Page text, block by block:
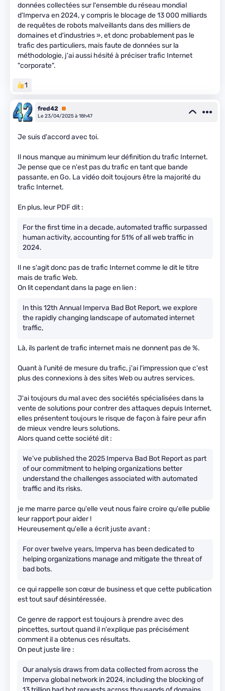
données collectées sur l'ensemble du réseau mondial
d'Imperva en 2024, y compris le blocage de 13 000 milliards
de requêtes de robots malveillants dans des milliers de
domaines et d'industries », et donc probablement pas le
trafic des particuliers, mais faute de données sur la
méthodologie, j'ai aussi hésité à préciser trafic Internet
"corporate".
1
fred42 Premium
Le 23/04/2025 à 18h47
Je suis d'accord avec toi.
Il nous manque au minimum leur définition du trafic Internet.
Je pense que ce n'est pas du trafic en tant que bande
passante, en Go. La vidéo doit toujours être la majorité du
trafic Internet.
En plus, leur PDF dit :
For the first time in a decade, automated traffic surpassed
human activity, accounting for 51% of all web traffic in
2024.
Il ne s'agit donc pas de trafic Internet comme le dit le titre
mais de trafic Web.
On lit cependant dans la page en lien :
In this 12th Annual Imperva Bad Bot Report, we explore
the rapidly changing landscape of automated internet
traffic,
Là, ils parlent de trafic internet mais ne donnent pas de %.
Quant à l'unité de mesure du trafic, j'ai l'impression que c'est
plus des connexions à des sites Web ou autres services.
J'ai toujours du mal avec des sociétés spécialisées dans la
vente de solutions pour contrer des attaques depuis Internet,
elles présentent toujours le risque de façon à faire peur afin
de mieux vendre leurs solutions.
Alors quand cette société dit :
We’ve published the 2025 Imperva Bad Bot Report as part
of our commitment to helping organizations better
understand the challenges associated with automated
traffic and its risks.
je me marre parce qu'elle veut nous faire croire qu'elle publie
leur rapport pour aider !
Heureusement qu'elle a écrit juste avant :
For over twelve years, Imperva has been dedicated to
helping organizations manage and mitigate the threat of
bad bots.
ce qui rappelle son cœur de business et que cette publication
est tout sauf désintéressée.
Ce genre de rapport est toujours à prendre avec des
pincettes, surtout quand il n'explique pas précisément
comment il a obtenus ces résultats.
On peut juste lire :
Our analysis draws from data collected from across the
Imperva global network in 2024, including the blocking of